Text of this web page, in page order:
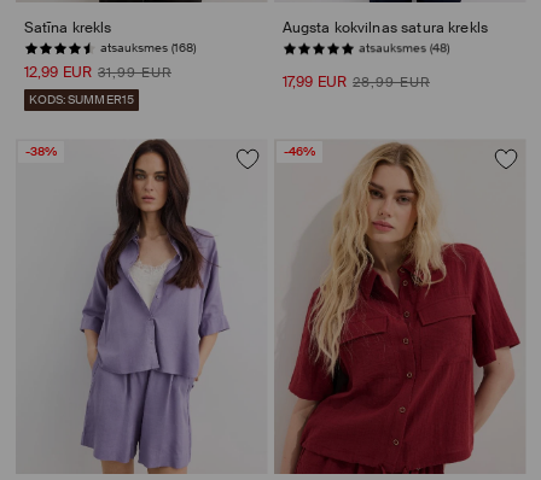
Satīna krekls
atsauksmes (168)
12,99 EUR 31,99 EUR
KODS: SUMMER15
Augsta kokvilnas satura krekls
PĒDĒJĀS PRECES
17,99 EUR 28,99 EUR
-38% -46%